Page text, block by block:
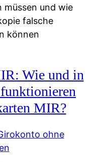
müssen und wie
falsche
können
Wie und in
MIR?
ohne